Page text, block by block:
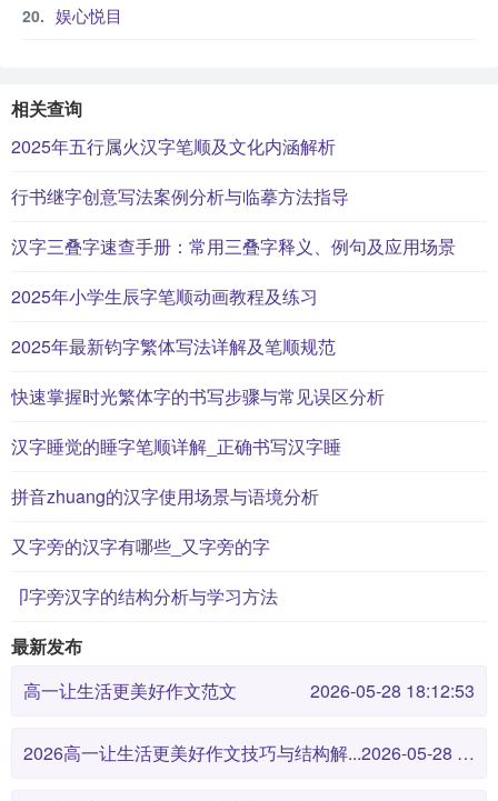
娱心悦目
相关查询
2025年五行属火汉字笔顺及文化内涵解析
行书继字创意写法案例分析与临摹方法指导
汉字三叠字速查手册：常用三叠字释义、例句及应用场景
2025年小学生辰字笔顺动画教程及练习
2025年最新钧字繁体写法详解及笔顺规范
快速掌握时光繁体字的书写步骤与常见误区分析
汉字睡觉的睡字笔顺详解_正确书写汉字睡
拼音zhuang的汉字使用场景与语境分析
又字旁的汉字有哪些_又字旁的字
卩字旁汉字的结构分析与学习方法
最新发布
高一让生活更美好作文范文
2026-05-28 18:12:53
2026高一让生活更美好作文技巧与结构解... 2026-05-28 18:12:46